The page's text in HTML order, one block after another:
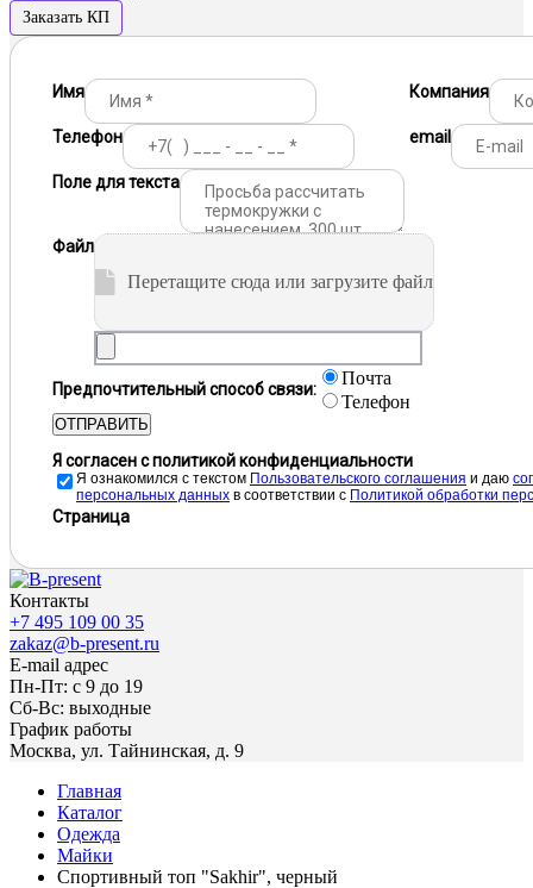
Заказать КП
Имя Компания
Телефон email
Поле для текста
Файл
Перетащите сюда или загрузите файл
Предпочтительный способ связи:
Почта
Телефон
ОТПРАВИТЬ
Я согласен с политикой конфиденциальности
Я ознакомился с текстом Пользовательского соглашения и даю
персональных данных в соответствии с Политикой обработки
Страница
Контакты
+7 495 109 00 35
zakaz@b-present.ru
E-mail адрес
Пн-Пт: с 9 до 19
Сб-Вс: выходные
График работы
Москва, ул. Тайнинская, д. 9
Главная
Каталог
Одежда
Майки
Спортивный топ "Sakhir", черный